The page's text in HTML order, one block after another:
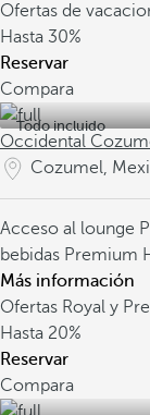
Ofertas de
Hasta 30%
Reservar
Compara
Todo incluido
Occidental
Cozumel,
Acceso al lounge
bebidas Premium
Más información
Ofertas Royal y
Hasta 20%
Reservar
Compara